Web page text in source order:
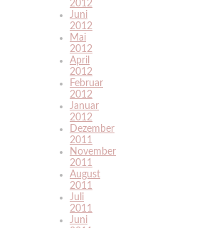
2012
Juni
2012
Mai
2012
April
2012
Februar
2012
Januar
2012
Dezember
2011
November
2011
August
2011
Juli
2011
Juni